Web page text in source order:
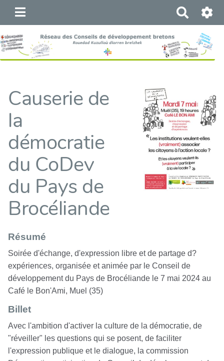
e
h
e
e
r
Causerie de
la
démocratie
du CoDev
du Pays de
Brocéliande
Résumé
Soirée d'échange, d'expression libre et de partage d?
expériences, organisée et animée par le Conseil de
développement du Pays de Brocéliande le 7 mai 2024 au
Café le Bon'Ami, Muel (35)
Billet
Avec l'ambition d'activer la culture de la démocratie, de
"réveiller" les questions qui se posent, de faciliter
l'expression publique et le dialogue, la commission